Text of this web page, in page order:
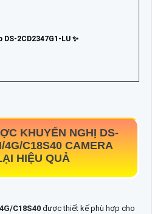
2CD2347G1-LU ✨
KHUYẾN NGHỊ DS-
4G/C18S40 CAMERA
HIỆU QUẢ
C18S40 được thiết kế phù hợp cho